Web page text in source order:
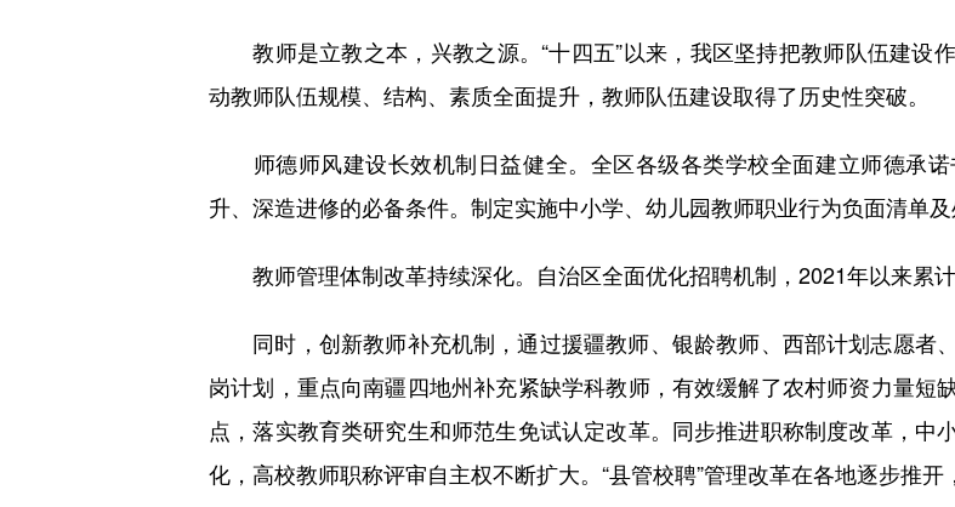
教师是立教之本，兴教之源。“十四五”以来，我区坚持把教师队伍建设
动教师队伍规模、结构、素质全面提升，教师队伍建设取得了历史性突破。
师德师风建设长效机制日益健全。全区各级各类学校全面建立师德承
升、深造进修的必备条件。制定实施中小学、幼儿园教师职业行为负面清单
教师管理体制改革持续深化。自治区全面优化招聘机制，2021年以来累计
同时，创新教师补充机制，通过援疆教师、银龄教师、西部计划志愿者
岗计划，重点向南疆四地州补充紧缺学科教师，有效缓解了农村师资力量短
点，落实教育类研究生和师范生免试认定改革。同步推进职称制度改革，中
化，高校教师职称评审自主权不断扩大。“县管校聘”管理改革在各地逐步推开